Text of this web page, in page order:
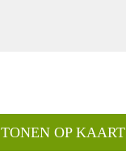
TONEN OP KAART